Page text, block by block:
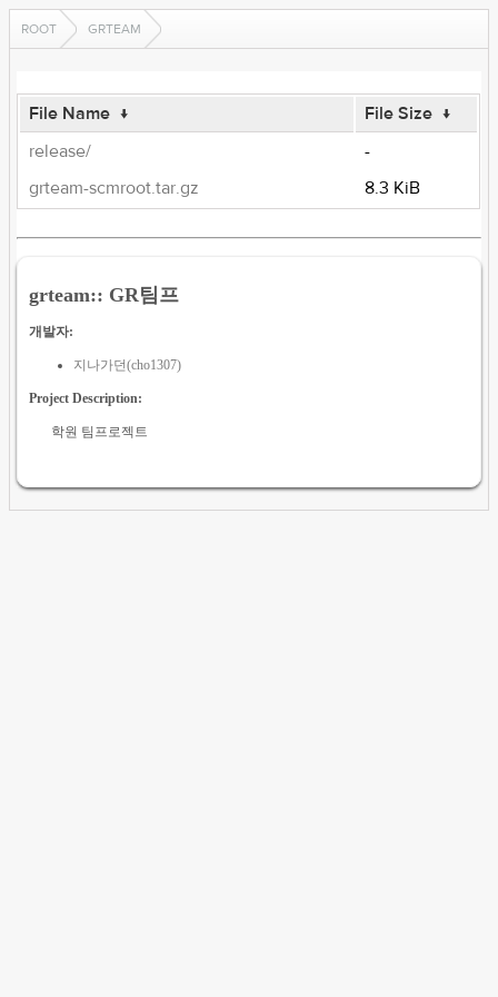
ROOT GRTEAM
File Name ↓ File Size ↓
release/
-
grteam-scmroot.tar.gz
8.3 KiB
grteam:: GR팀프
개발자:
지나가던(cho1307)
Project Description:
학원 팀프로젝트